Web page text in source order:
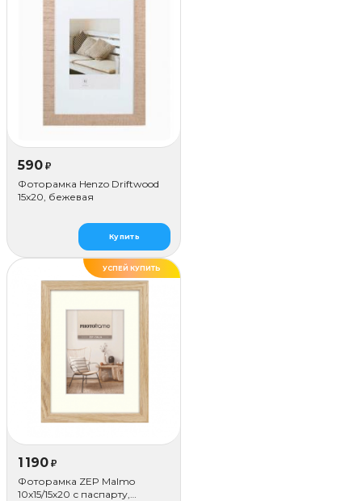
590 ₽
Фоторамка Henzo Driftwood
15x20, бежевая
Купить
УСПЕЙ КУПИТЬ
1 190 ₽
Фоторамка ZEP Malmo
10х15/15х20 с паспарту,